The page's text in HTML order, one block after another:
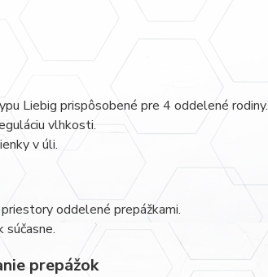
Liebig prispôsobené pre 4 oddelené rodiny.
vlhkosti.
v úli.
oddelené prepážkami.
súčasne.
prepážok